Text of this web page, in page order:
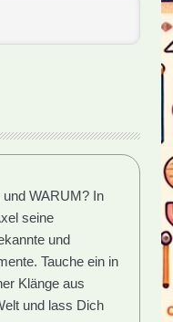
WARUM? In
seine
und
Tauche ein in
Klänge aus
und lass Dich